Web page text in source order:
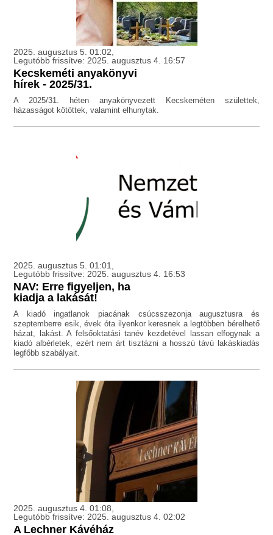
2025. augusztus 5. 01:02,
Legutóbb frissítve: 2025. augusztus 4. 16:57
Kecskeméti anyakönyvi
hírek - 2025/31.
A 2025/31. héten anyakönyvezett Kecskeméten születtek,
házasságot kötöttek, valamint elhunytak.
2025. augusztus 5. 01:01,
Legutóbb frissítve: 2025. augusztus 4. 16:53
NAV: Erre figyeljen, ha
kiadja a lakását!
A kiadó ingatlanok piacának csúcsszezonja augusztusra és
szeptemberre esik, évek óta ilyenkor keresnek a legtöbben bérelhető
házat, lakást. A felsőoktatási tanév kezdetével lassan elfogynak a
kiadó albérletek, ezért nem árt tisztázni a hosszú távú lakáskiadás
legfőbb szabályait.
2025. augusztus 4. 01:08,
Legutóbb frissítve: 2025. augusztus 4. 02:02
A Lechner Kávéház